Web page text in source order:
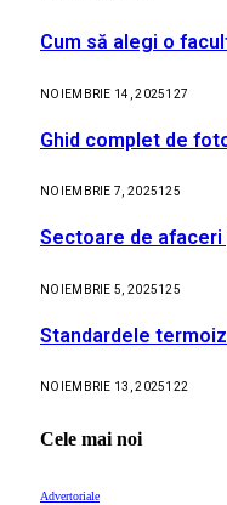
Cum să alegi o
NOIEMBRIE 14, 2025127
Ghid complet de
NOIEMBRIE 7, 2025125
Sectoare de afaceri
NOIEMBRIE 5, 2025125
Standardele
NOIEMBRIE 13, 2025122
Cele mai noi
Advertoriale